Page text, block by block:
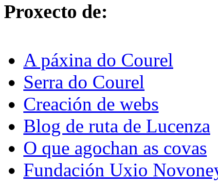
Proxecto de:
A páxina do Courel
Serra do Courel
Creación de webs
Blog de ruta de Lucenza
O que agochan as covas
Fundación Uxio